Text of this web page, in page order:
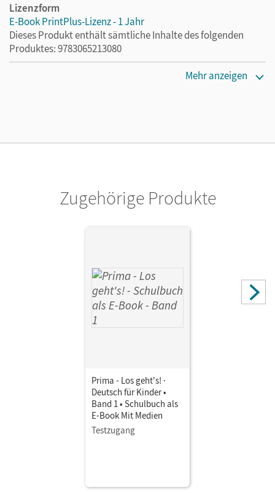
Lizenzform
E-Book PrintPlus-Lizenz - 1 Jahr
Dieses Produkt enthält sämtliche Inhalte des folgenden
Produktes: 9783065213080
ein Jahr lang ergänzend zum Print-Titel nutzen möchten.
Cornelsen Verlag
Mehr anzeigen
Zugehörige Produkte
Prima - Los geht's! ·
Deutsch für Kinder •
Band 1 • Schulbuch als
E-Book Mit Medien
Testzugang